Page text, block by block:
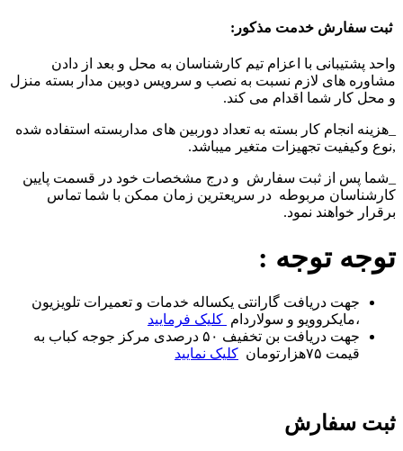
ثبت سفارش خدمت مذکور:
واحد پشتیبانی با اعزام تیم کارشناسان به محل و بعد از دادن
مشاوره های لازم نسبت به نصب و سرویس دوبین مدار بسته منزل
و محل کار شما اقدام می کند.
_هزینه انجام کار بسته به تعداد دوربین های مداربسته استفاده شده
,نوع وکیفیت تجهیزات متغیر میباشد.
_شما پس از ثبت سفارش و درج مشخصات خود در قسمت پایین
کارشناسان مربوطه در سریعترین زمان ممکن با شما تماس
برقرار خواهند نمود.
توجه توجه :
جهت دریافت گارانتی یکساله خدمات و تعمیرات تلویزیون
،مایکروویو و سولاردام کلیک فرمایید
جهت دریافت بن تخفیف ۵۰ درصدی مرکز جوجه کباب به
قیمت ۷۵هزارتومان
کلیک نمایید
ثبت سفارش